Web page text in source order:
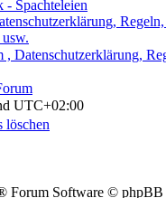
Spachteleien
Datenschutzerklärung,
UTC+02:00
löschen
Forum Software © phpBB